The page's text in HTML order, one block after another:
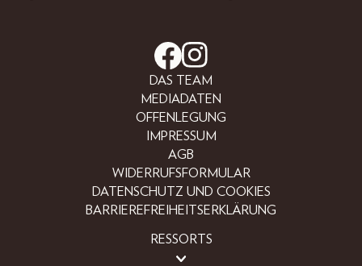
DAS TEAM
MEDIADATEN
OFFENLEGUNG
IMPRESSUM
AGB
WIDERRUFSFORMULAR
DATENSCHUTZ UND COOKIES
BARRIEREFREIHEITSERKLÄRUNG
RESSORTS